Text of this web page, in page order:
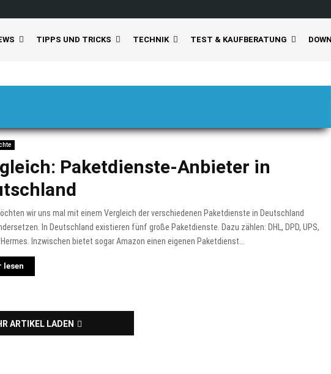
TIPPS UND TRICKS TECHNIK TEST & KAUFBERATUNG
Paketdienste-Anbieter in
wir uns mal mit einem Vergleich der verschiedenen Paketdienste in Deutschland
In Deutschland existieren fünf große Paketdienste. Dazu zählen: DHL, DPD, UPS,
Hermes. Inzwischen bietet sogar Amazon einen eigenen Paketdienst...
lesen
ARTIKEL LADEN